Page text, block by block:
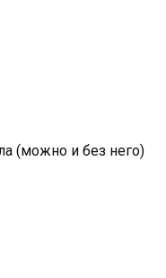
(можно и без него)